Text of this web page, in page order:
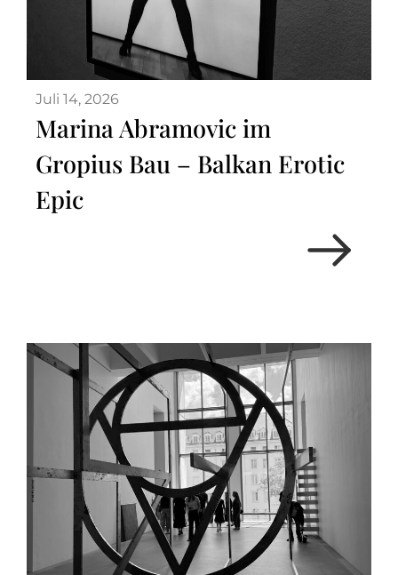
Juli 14, 2026
Marina Abramovic im
Gropius Bau – Balkan Erotic
Epic